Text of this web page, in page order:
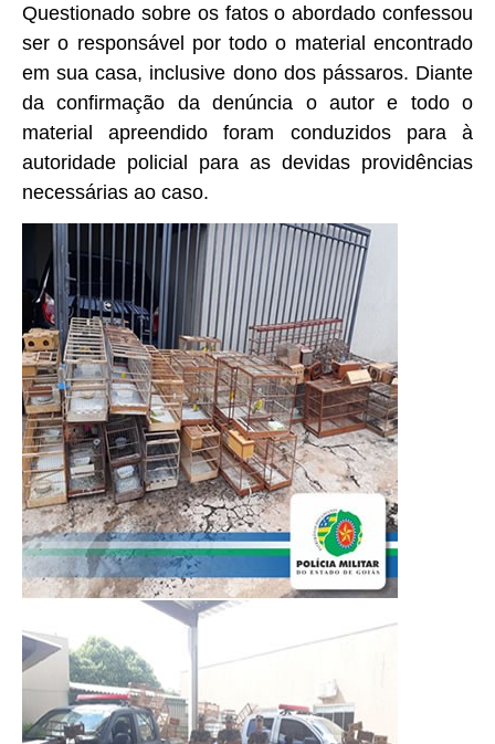
Questionado sobre os fatos o abordado confessou
ser o responsável por todo o material encontrado
em sua casa, inclusive dono dos pássaros. Diante
da confirmação da denúncia o autor e todo o
material apreendido foram conduzidos para à
autoridade policial para as devidas providências
necessárias ao caso.